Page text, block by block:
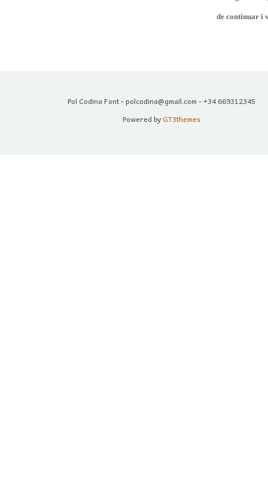
de continuar i
Pol Codina Font - polcodina@gmail.com - +34 669312345
Powered by GT3themes